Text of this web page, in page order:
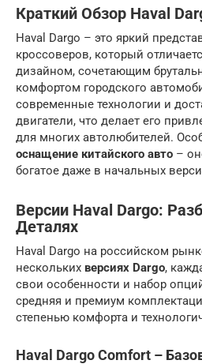
Краткий Обзор Haval
Haval Dargo – это яркий
кроссоверов, который
дизайном, сочетающим
комфортом городского
современные технологии и
двигатели, что делает его
для многих автолюбителей.
оснащение китайского авто –
богатое даже в начальных
Версии Haval Dargo:
Деталях
Haval Dargo на российском
нескольких версиях Dargo,
свои особенности и набор
средняя и премиум
степенью комфорта и
Haval Dargo Comfort –